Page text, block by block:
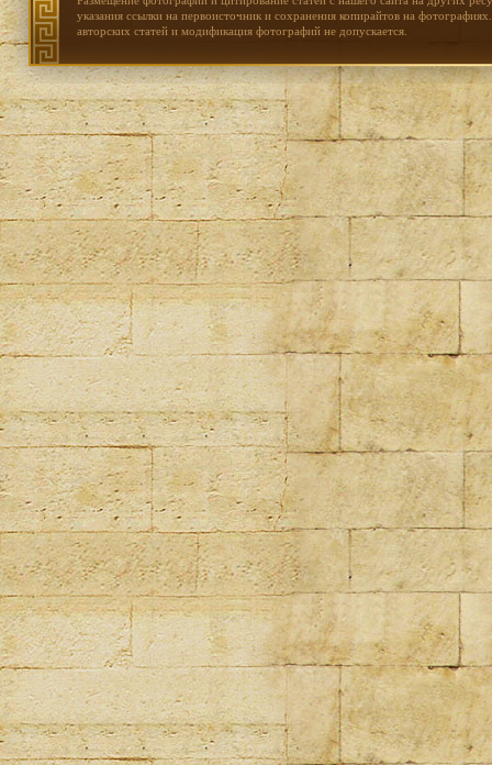
указания ссылки на первоисточник и сохранения копирайтов на
авторских статей и модификация фотографий не допускается.